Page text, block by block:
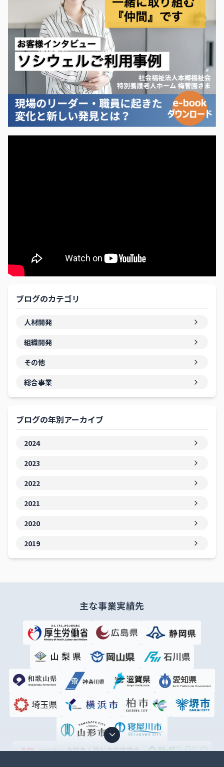
ブログのカテゴリ
人材開発
組織開発
その他
総合事業
ブログの年別アーカイブ
2024
2023
2022
2021
2020
2019
主な事業実績先